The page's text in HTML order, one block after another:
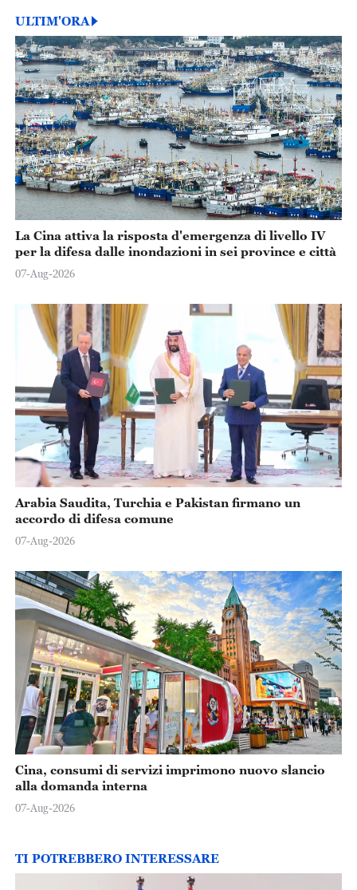
ULTIM'ORA
La Cina attiva la risposta d'emergenza di livello IV
per la difesa dalle inondazioni in sei province e città
07-Aug-2026
Arabia Saudita, Turchia e Pakistan firmano un
accordo di difesa comune
07-Aug-2026
Cina, consumi di servizi imprimono nuovo slancio
alla domanda interna
07-Aug-2026
TI POTREBBERO INTERESSARE